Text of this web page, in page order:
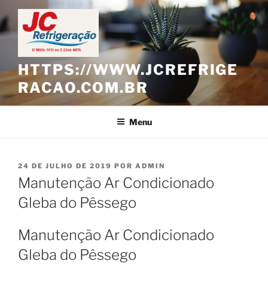
Pular
para
o
conteúdo
HTTPS://WWW.JCREFRIGE
RACAO.COM.BR
Menu
PUBLICADO
EM
24 DE JULHO DE 2019 POR ADMIN
Manutenção Ar Condicionado
Gleba do Pêssego
Manutenção Ar Condicionado
Gleba do Pêssego